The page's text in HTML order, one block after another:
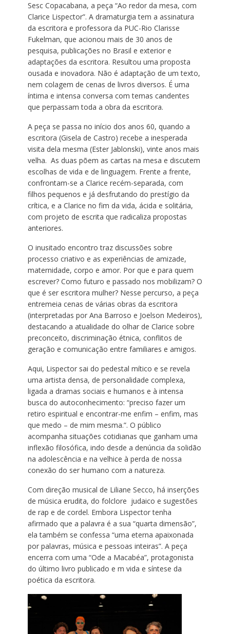
Sesc Copacabana, a peça “Ao redor da mesa, com
Clarice Lispector”. A dramaturgia tem a assinatura
da escritora e professora da PUC-Rio Clarisse
Fukelman, que acionou mais de 30 anos de
pesquisa, publicações no Brasil e exterior e
adaptações da escritora. Resultou uma proposta
ousada e inovadora. Não é adaptação de um texto,
nem colagem de cenas de livros diversos. É uma
íntima e intensa conversa com temas candentes
que perpassam toda a obra da escritora.
A peça se passa no início dos anos 60, quando a
escritora (Gisela de Castro) recebe a inesperada
visita dela mesma (Ester Jablonski), vinte anos mais
velha. As duas põem as cartas na mesa e discutem
escolhas de vida e de linguagem. Frente a frente,
confrontam-se a Clarice recém-separada, com
filhos pequenos e já desfrutando do prestígio da
crítica, e a Clarice no fim da vida, ácida e solitária,
com projeto de escrita que radicaliza propostas
anteriores.
O inusitado encontro traz discussões sobre
processo criativo e as experiências de amizade,
maternidade, corpo e amor. Por que e para quem
escrever? Como futuro e passado nos mobilizam? O
que é ser escritora mulher? Nesse percurso, a peça
entremeia cenas de várias obras da escritora
(interpretadas por Ana Barroso e Joelson Medeiros),
destacando a atualidade do olhar de Clarice sobre
preconceito, discriminação étnica, conflitos de
geração e comunicação entre familiares e amigos.
Aqui, Lispector sai do pedestal mítico e se revela
uma artista densa, de personalidade complexa,
ligada a dramas sociais e humanos e à intensa
busca do autoconhecimento: “preciso fazer um
retiro espiritual e encontrar-me enfim – enfim, mas
que medo – de mim mesma.”. O público
acompanha situações cotidianas que ganham uma
inflexão filosófica, indo desde a denúncia da solidão
na adolescência e na velhice à perda de nossa
conexão do ser humano com a natureza.
Com direção musical de Liliane Secco, há inserções
de música erudita, do folclore judaico e sugestões
de rap e de cordel. Embora Lispector tenha
afirmado que a palavra é a sua “quarta dimensão”,
ela também se confessa “uma eterna apaixonada
por palavras, música e pessoas inteiras”. A peça
encerra com uma “Ode a Macabéa”, protagonista
do último livro publicado e m vida e síntese da
poética da escritora.